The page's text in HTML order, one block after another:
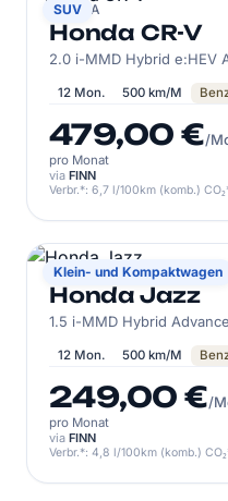
SUV
HONDA
Honda CR-V
2.0 i-MMD Hybrid e:HEV
12 Mon. 500 km/M
479,00 €/
pro Monat
via FINN
Verbr.*: 6,7 l/100km (komb.)
Klein- und Kompaktwagen
HONDA
Honda Jazz
1.5 i-MMD Hybrid Advance
12 Mon. 500 km/M
249,00 €/
pro Monat
via FINN
Verbr.*: 4,8 l/100km (komb.)